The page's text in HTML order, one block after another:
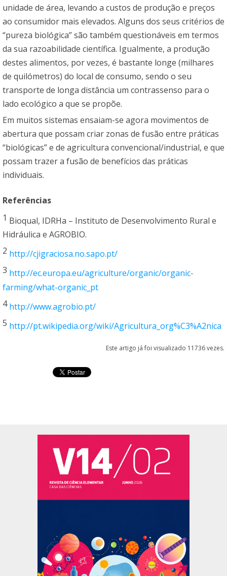
unidade de área, levando a custos de produção e preços
ao consumidor mais elevados. Alguns dos seus critérios de
“pureza biológica” são também questionáveis em termos
da sua razoabilidade científica. Igualmente, a produção
destes alimentos, por vezes, é bastante longe (milhares
de quilómetros) do local de consumo, sendo o seu
transporte de longa distância um contrassenso para o
lado ecológico a que se propõe.
Em muitos sistemas ensaiam-se agora movimentos de
abertura que possam criar zonas de fusão entre práticas
“biológicas” e de agricultura convencional/industrial, e que
possam trazer a fusão de benefícios das práticas
individuais.
Referências
1 Bioqual, IDRHa – Instituto de Desenvolvimento Rural e
Hidráulica e AGROBIO.
2 http://cjigraciosa.no.sapo.pt/
3 http://ec.europa.eu/agriculture/organic/organic-
farming/what-organic_pt
4 http://www.agrobio.pt/
5 http://pt.wikipedia.org/wiki/Agricultura_org%C3%A2nica
Este artigo já foi visualizado 11736 vezes.